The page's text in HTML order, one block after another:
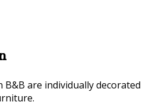
B&B are individually decorated